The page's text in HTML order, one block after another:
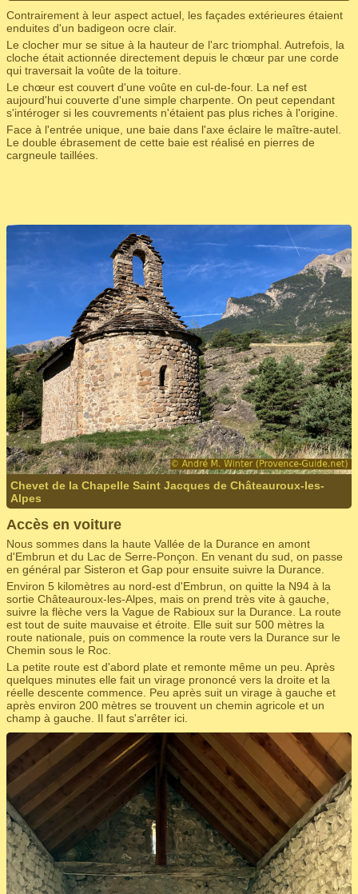
Contrairement à leur aspect actuel, les façades extérieures étaient
enduites d'un badigeon ocre clair.
Le clocher mur se situe à la hauteur de l'arc triomphal. Autrefois, la
cloche était actionnée directement depuis le chœur par une corde
qui traversait la voûte de la toiture.
Le chœur est couvert d'une voûte en cul-de-four. La nef est
aujourd'hui couverte d'une simple charpente. On peut cependant
s'intéroger si les couvrements n'étaient pas plus riches à l'origine.
Face à l'entrée unique, une baie dans l'axe éclaire le maître-autel.
Le double ébrasement de cette baie est réalisé en pierres de
cargneule taillées.
Chevet de la Chapelle Saint Jacques de Châteauroux-les-
Alpes
Accès en voiture
Nous sommes dans la haute Vallée de la Durance en amont
d'Embrun et du Lac de Serre-Ponçon. En venant du sud, on passe
en général par Sisteron et Gap pour ensuite suivre la Durance.
Environ 5 kilomètres au nord-est d'Embrun, on quitte la N94 à la
sortie Châteauroux-les-Alpes, mais on prend très vite à gauche,
suivre la flèche vers la Vague de Rabioux sur la Durance. La route
est tout de suite mauvaise et étroite. Elle suit sur 500 mètres la
route nationale, puis on commence la route vers la Durance sur le
Chemin sous le Roc.
La petite route est d'abord plate et remonte même un peu. Après
quelques minutes elle fait un virage prononcé vers la droite et la
réelle descente commence. Peu après suit un virage à gauche et
après environ 200 mètres se trouvent un chemin agricole et un
champ à gauche. Il faut s'arrêter ici.